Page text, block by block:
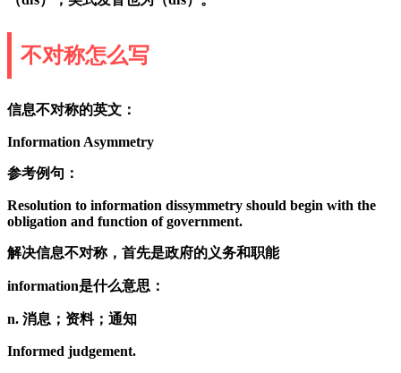
不对称怎么写
信息不对称的英文：
Information Asymmetry
参考例句：
Resolution to information dissymmetry should begin with the
obligation and function of government.
解决信息不对称，首先是政府的义务和职能
information是什么意思：
n. 消息；资料；通知
Informed judgement.